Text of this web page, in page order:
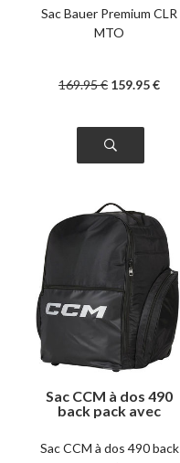
Sac Bauer Premium CLR
MTO
169.95€ 159.95€
Sac CCM à dos 490
back pack avec
Sac CCM à dos 490 back